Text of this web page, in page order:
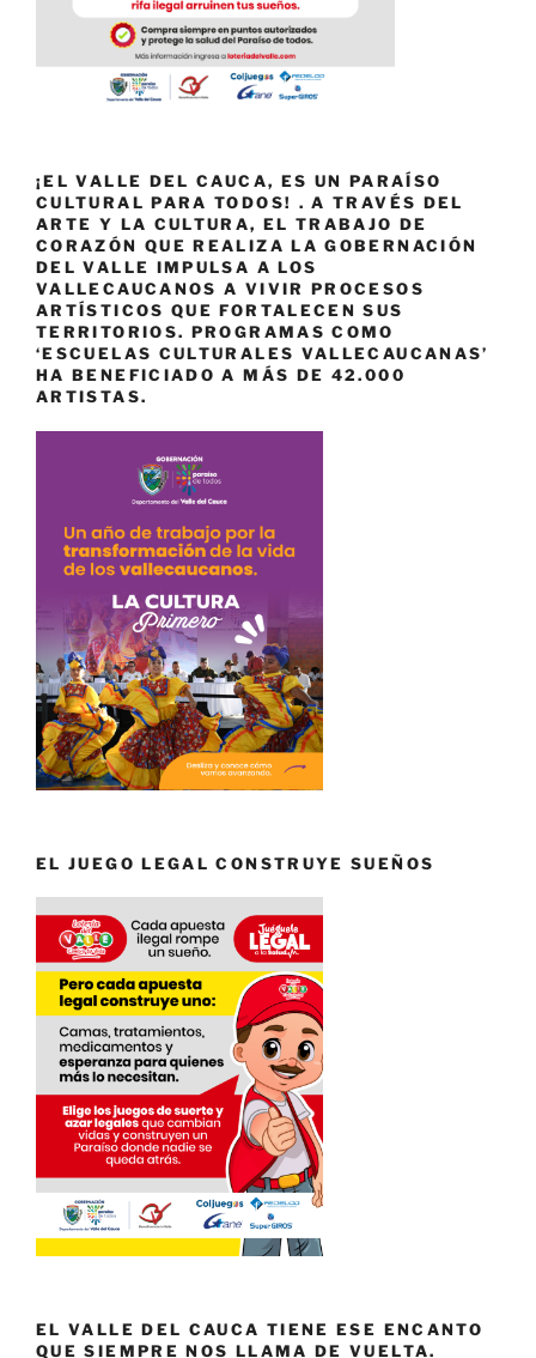
¡EL VALLE DEL CAUCA, ES UN PARAÍSO
CULTURAL PARA TODOS! . A TRAVÉS DEL
ARTE Y LA CULTURA, EL TRABAJO DE
CORAZÓN QUE REALIZA LA GOBERNACIÓN
DEL VALLE IMPULSA A LOS
VALLECAUCANOS A VIVIR PROCESOS
ARTÍSTICOS QUE FORTALECEN SUS
TERRITORIOS. PROGRAMAS COMO
‘ESCUELAS CULTURALES VALLECAUCANAS’
HA BENEFICIADO A MÁS DE 42.000
ARTISTAS.
EL JUEGO LEGAL CONSTRUYE SUEÑOS
EL VALLE DEL CAUCA TIENE ESE ENCANTO
QUE SIEMPRE NOS LLAMA DE VUELTA.